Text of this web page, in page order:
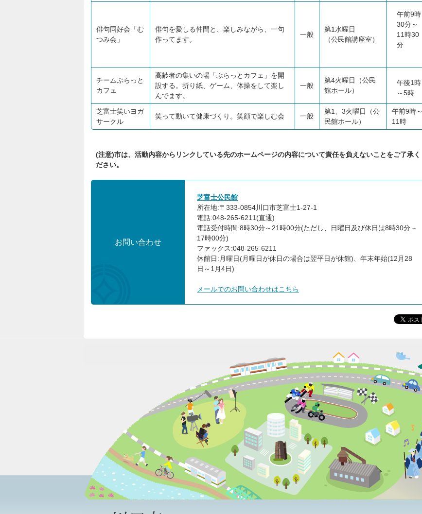
俳句同好会「む
つみ会」
俳句を愛しる仲間と、楽しみながら、一句
作ってます。
一般
第1水曜日
（公民館講座室）
午前9時
30分～
11時30
分
チームぶらっと
カフェ
高齢者の集いの場「ぶらっとカフェ」を開
設する。折り紙、ゲーム、体操をして楽し
んでます。
一般
第4火曜日（公民
館ホール）
午後1時
～5時
芝富士笑いヨガ
サークル
笑って動いて健康づくり。笑顔で楽しむ会 一般
第1、3火曜日（公
民館ホール）
午前9時～
11時
(注意)市は、活動内容からリンクしている先のホームページの内容について責任を負えないことをご了承く
ださい。
お問い合わせ
芝富士公民館
所在地:〒333-0854川口市芝富士1-27-1
電話:048-265-6211(直通)
電話受付時間:8時30分～21時00分(ただし、日曜日及び休日は8時30分～
17時00分)
ファックス:048-265-6211
休館日:月曜日(月曜日が休日の場合は翌平日が休館)、年末年始(12月28
日～1月4日)
メールでのお問い合わせはこちら